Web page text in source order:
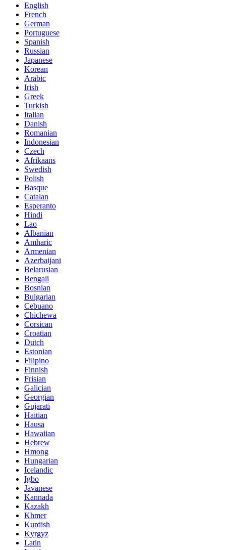
English
French
German
Portuguese
Spanish
Russian
Japanese
Korean
Arabic
Irish
Greek
Turkish
Italian
Danish
Romanian
Indonesian
Czech
Afrikaans
Swedish
Polish
Basque
Catalan
Esperanto
Hindi
Lao
Albanian
Amharic
Armenian
Azerbaijani
Belarusian
Bengali
Bosnian
Bulgarian
Cebuano
Chichewa
Corsican
Croatian
Dutch
Estonian
Filipino
Finnish
Frisian
Galician
Georgian
Gujarati
Haitian
Hausa
Hawaiian
Hebrew
Hmong
Hungarian
Icelandic
Igbo
Javanese
Kannada
Kazakh
Khmer
Kurdish
Kyrgyz
Latin